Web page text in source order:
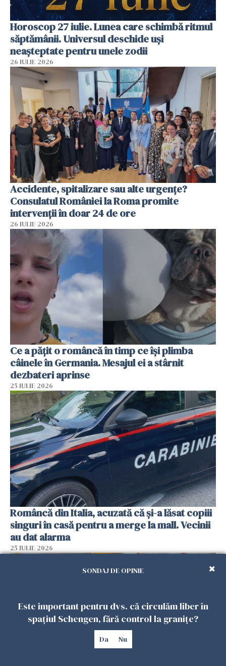
Horoscop 27 iulie. Lunea care schimbă ritmul
săptămânii. Universul deschide uși
neașteptate pentru unele zodii
26 IULIE 2026
Accidente, spitalizare sau alte urgențe?
Consulatul României la Roma promite
intervenții în doar 24 de ore
26 IULIE 2026
Ce a pățit o româncă în timp ce își plimba
câinele în Germania. Mesajul ei a stârnit
dezbateri aprinse
25 IULIE 2026
Româncă din Italia, acuzată că și-a lăsat copiii
singuri în casă pentru a merge la mall. Vecinii
au dat alarma
25 IULIE 2026
SONDAJ DE OPINIE
Este important pentru dvs. că circulăm liber în
spațiul Schengen, fără control la granițe?
Da Nu